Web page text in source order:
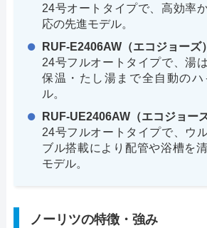
24号オートタイプで、高効率
応の先進モデル。
RUF-E2406AW（エコジョーズ）
24号フルオートタイプで、湯
保温・たし湯まで全自動の
ル。
RUF-UE2406AW（エコジョーズ
24号フルオートタイプで、ウ
ブル搭載により配管や浴槽を
モデル。
ノーリツの特徴・強み